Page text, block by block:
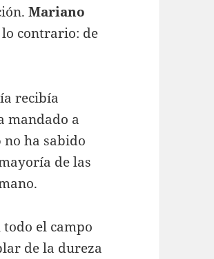
Mariano
lo contrario: de
recibía
mandado a
no ha sabido
de las
el campo
de la dureza